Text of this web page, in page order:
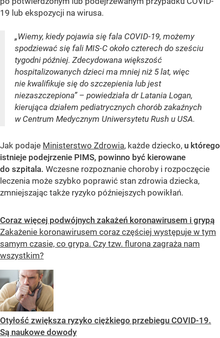
19 lub ekspozycji na wirusa.
„Wiemy, kiedy pojawia się fala COVID-19, możemy
spodziewać się fali MIS-C około czterech do sześciu
tygodni później. Zdecydowana większość
hospitalizowanych dzieci ma mniej niż 5 lat, więc
nie kwalifikuje się do szczepienia lub jest
niezaszczepiona” – powiedziała dr Latania Logan,
kierująca działem pediatrycznych chorób zakaźnych
w Centrum Medycznym Uniwersytetu Rush u USA.
Jak podaje Ministerstwo Zdrowia, każde dziecko, u którego
istnieje podejrzenie PIMS, powinno być kierowane
do szpitala. Wczesne rozpoznanie choroby i rozpoczęcie
leczenia może szybko poprawić stan zdrowia dziecka,
zmniejszając także ryzyko późniejszych powikłań.
Coraz więcej podwójnych zakażeń koronawirusem i grypą
Zakażenie koronawirusem coraz częściej występuje w tym
samym czasie, co grypa. Czy tzw. flurona zagraża nam
wszystkim?
Otyłość zwiększa ryzyko ciężkiego przebiegu COVID-19.
Są naukowe dowody